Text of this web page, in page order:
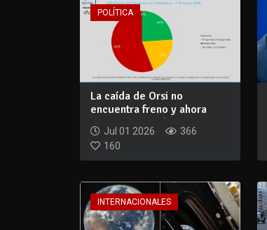
POLÍTICA
La caída de Orsi no
encuentra freno y ahora
Factum registró...
Jul 01 2026
366
160
INTERNACIONALES